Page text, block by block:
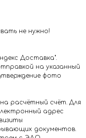
не нужно!
Доставка".
на указанный
фото
расчётный счёт. Для
адрес
документов.